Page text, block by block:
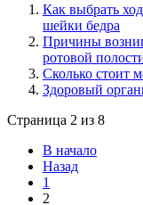
Как выбрать
шейки бедра
Причины
ротовой
Сколько стоит
Здоровый
Страница 2 из 8
В начало
Назад
1
2